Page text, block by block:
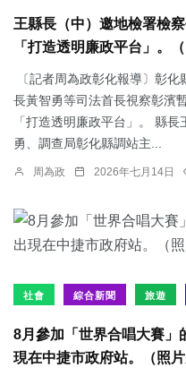
王縣長（中）邀地檢署檢
「打造透明廉政平台」。
〔記者周為政彰化報導〕彰
長黃智勇等司法首長視察彰濱
「打造透明廉政平台」。 縣
勇、調查局彰化縣調站主...
周為政 2026年七月14日
社會 綜合新聞 旅遊
8月參加「世界合唱大賽」
現在中捷市政府站。（照片